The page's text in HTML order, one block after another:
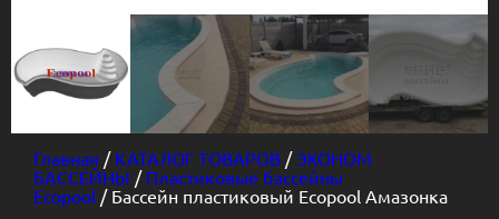
Главная / КАТАЛОГ ТОВАРОВ /ЭКОНОМ
БАССЕЙНЫ / Пластиковые бассейны
Ecopool / Бассейн пластиковый Ecopool Амазонка